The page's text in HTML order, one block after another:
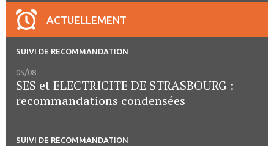
ACTUELLEMENT
SUIVI DE RECOMMANDATION
05/08
SES et ELECTRICITE DE STRASBOURG :
recommandations condensées
SUIVI DE RECOMMANDATION